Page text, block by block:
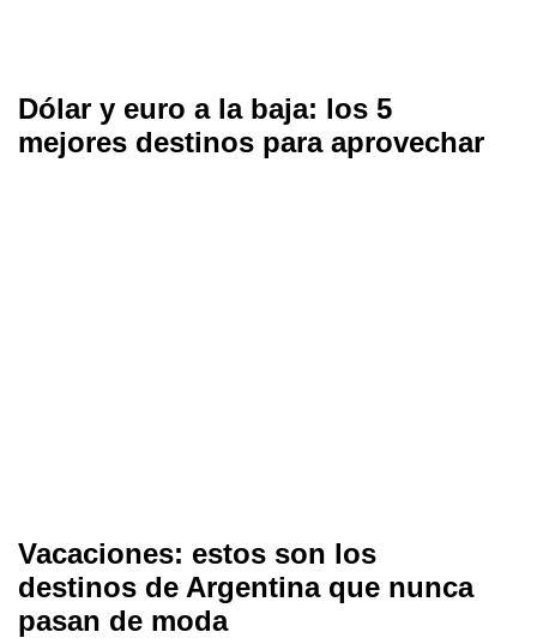
Dólar y euro a la baja: los 5
mejores destinos para aprovechar
Vacaciones: estos son los
destinos de Argentina que nunca
pasan de moda